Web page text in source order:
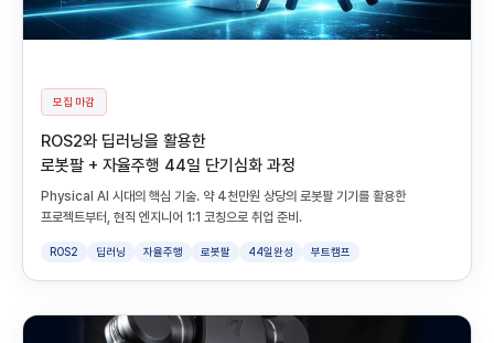
모집 마감
ROS2와 딥러닝을 활용한
로봇팔 + 자율주행 44일 단기심화 과정
Physical AI 시대의 핵심 기술. 약 4천만원 상당의 로봇팔 기기를 활용한
프로젝트부터, 현직 엔지니어 1:1 코칭으로 취업 준비.
ROS2 딥러닝 자율주행 로봇팔 44일완성 부트캠프